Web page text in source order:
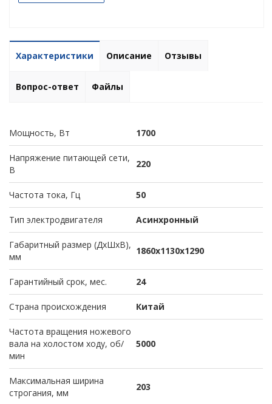
Характеристики Описание Отзывы
Вопрос-ответ Файлы
Мощность, Вт 1700
Напряжение питающей сети,
В
220
Частота тока, Гц 50
Тип электродвигателя Асинхронный
Габаритный размер (ДхШхВ),
мм
1860х1130х1290
Гарантийный срок, мес. 24
Страна происхождения Китай
Частота вращения ножевого
вала на холостом ходу, об/
мин
5000
Максимальная ширина
строгания, мм
203